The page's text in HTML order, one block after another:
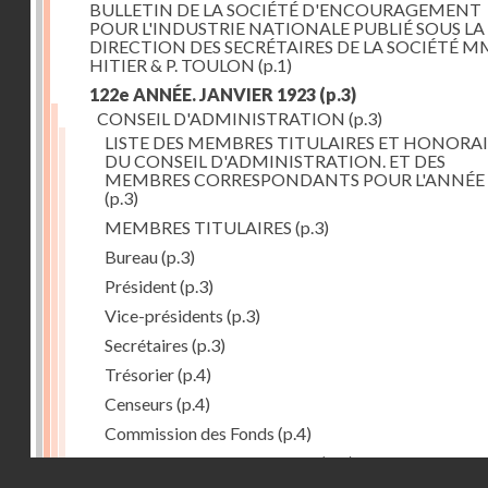
BULLETIN DE LA SOCIÉTÉ D'ENCOURAGEMENT
POUR L'INDUSTRIE NATIONALE PUBLIÉ SOUS LA
DIRECTION DES SECRÉTAIRES DE LA SOCIÉTÉ
HITIER & P. TOULON (p.1)
122e ANNÉE. JANVIER 1923 (p.3)
CONSEIL D'ADMINISTRATION (p.3)
LISTE DES MEMBRES TITULAIRES ET
DU CONSEIL D'ADMINISTRATION. ET DES
MEMBRES CORRESPONDANTS POUR
(p.3)
MEMBRES TITULAIRES (p.3)
Bureau(p.3)
Président(p.3)
Vice-présidents (p.3)
Secrétaires (p.3)
Trésorier(p.4)
Censeurs (p.4)
Commission des Fonds (p.4)
Comité des Arts mécaniques(p.4)